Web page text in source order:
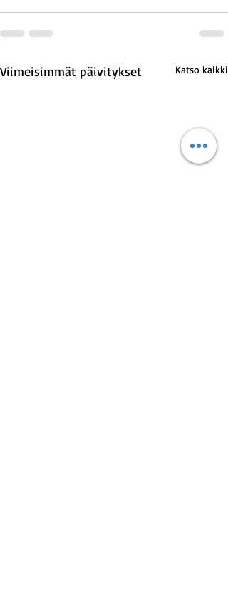
Viimeisimmät päivitykset Katso kaikki